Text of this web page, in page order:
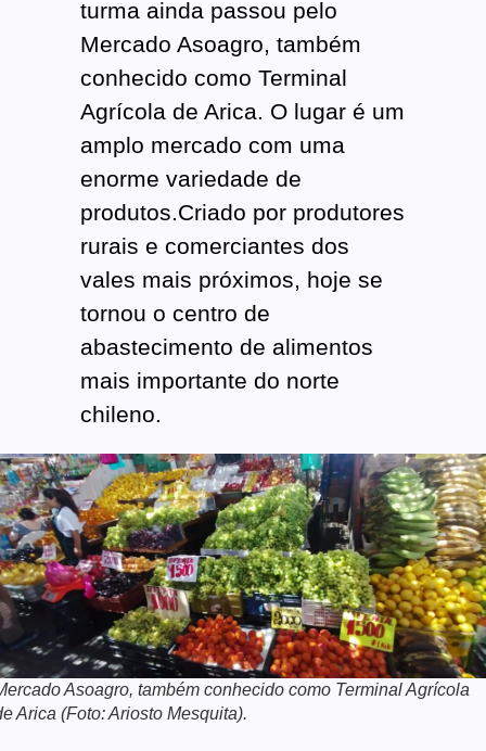
turma ainda passou pelo
Mercado Asoagro, também
conhecido como Terminal
Agrícola de Arica. O lugar é um
amplo mercado com uma
enorme variedade de
produtos.Criado por produtores
rurais e comerciantes dos
vales mais próximos, hoje se
tornou o centro de
abastecimento de alimentos
mais importante do norte
chileno.
Asoagro, também conhecido como Terminal Agrícola
Arica (Foto: Ariosto Mesquita).